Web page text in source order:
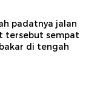
padatnya jalan
tersebut sempat
di tengah